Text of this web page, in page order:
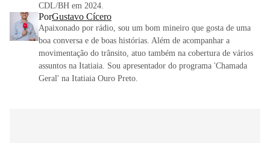
CDL/BH em 2024.
PorGustavo Cícero
Apaixonado por rádio, sou um bom mineiro que gosta de uma
boa conversa e de boas histórias. Além de acompanhar a
movimentação do trânsito, atuo também na cobertura de vários
assuntos na Itatiaia. Sou apresentador do programa 'Chamada
Geral' na Itatiaia Ouro Preto.